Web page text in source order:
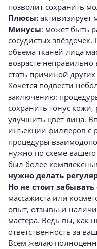
позволит сохранить
Плюсы: активизирует
Минусы: может быть
сосудистых
обьема тканей лица
возрасте
стать причиной
Хочется подвести
заключению:
сохранить тонус
улучшить цвет лица.
инъекции филлеров с
процедуры
нужно по схеме
был более
нужно делать
Но не стоит
массажиста или
опыт, отзывы и
мастера. Ведь вы, как
ответственность за
Всем желаю